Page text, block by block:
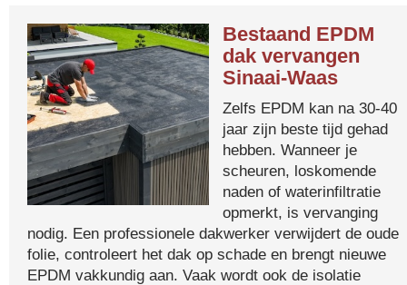
Bestaand EPDM
dak vervangen
Sinaai-Waas
Zelfs EPDM kan na 30-40
jaar zijn beste tijd gehad
hebben. Wanneer je
scheuren, loskomende
naden of waterinfiltratie
opmerkt, is vervanging
nodig. Een professionele dakwerker verwijdert de oude
folie, controleert het dak op schade en brengt nieuwe
EPDM vakkundig aan. Vaak wordt ook de isolatie